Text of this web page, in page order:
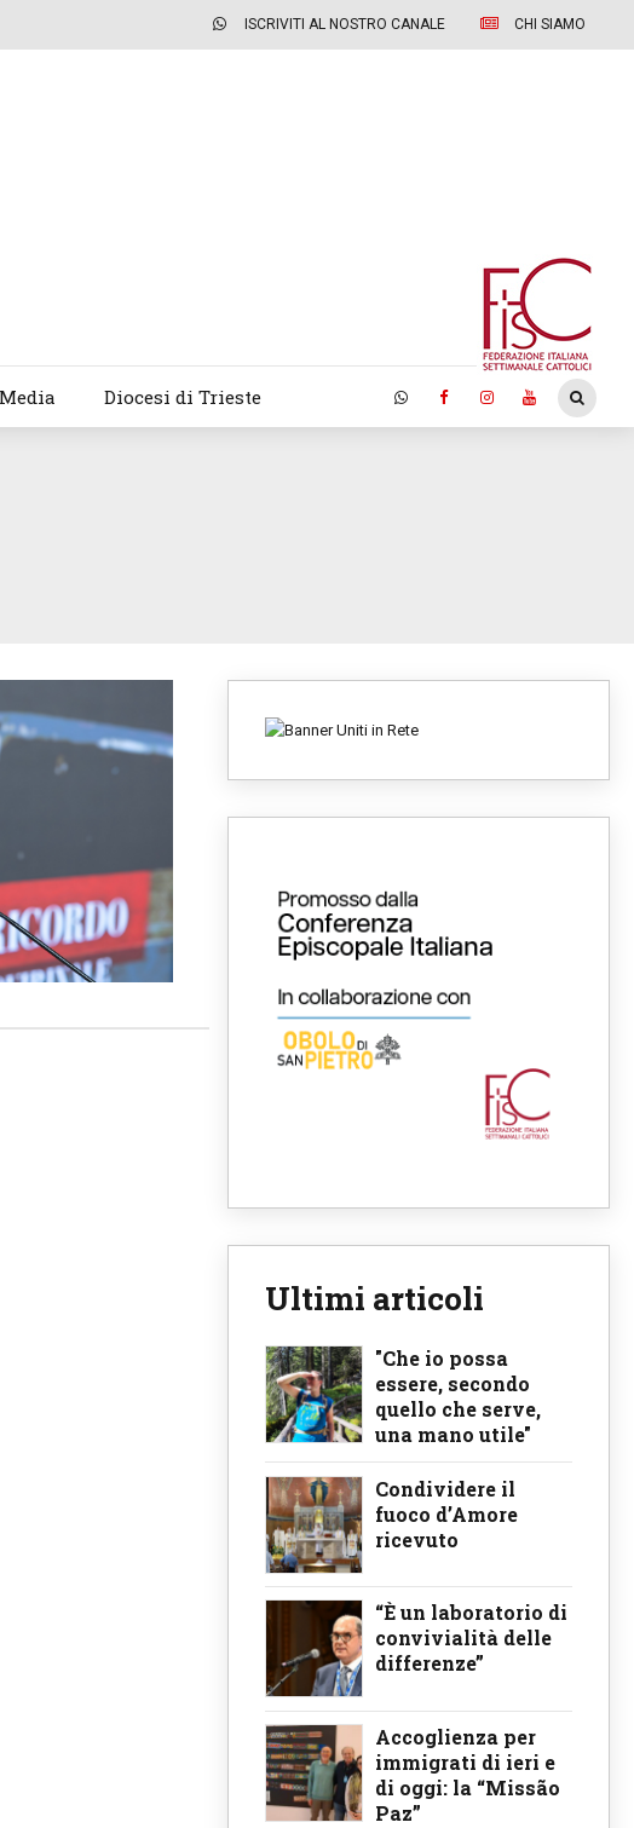
ISCRIVITI AL NOSTRO CANALE CHI SIAMO
Media Diocesi di Trieste
Ultimi articoli
"Che io possa
essere, secondo
quello che serve,
una mano utile"
Condividere il
fuoco d’Amore
ricevuto
“È un laboratorio di
convivialità delle
differenze”
Accoglienza per
immigrati di ieri e
di oggi: la “Missão
Paz”